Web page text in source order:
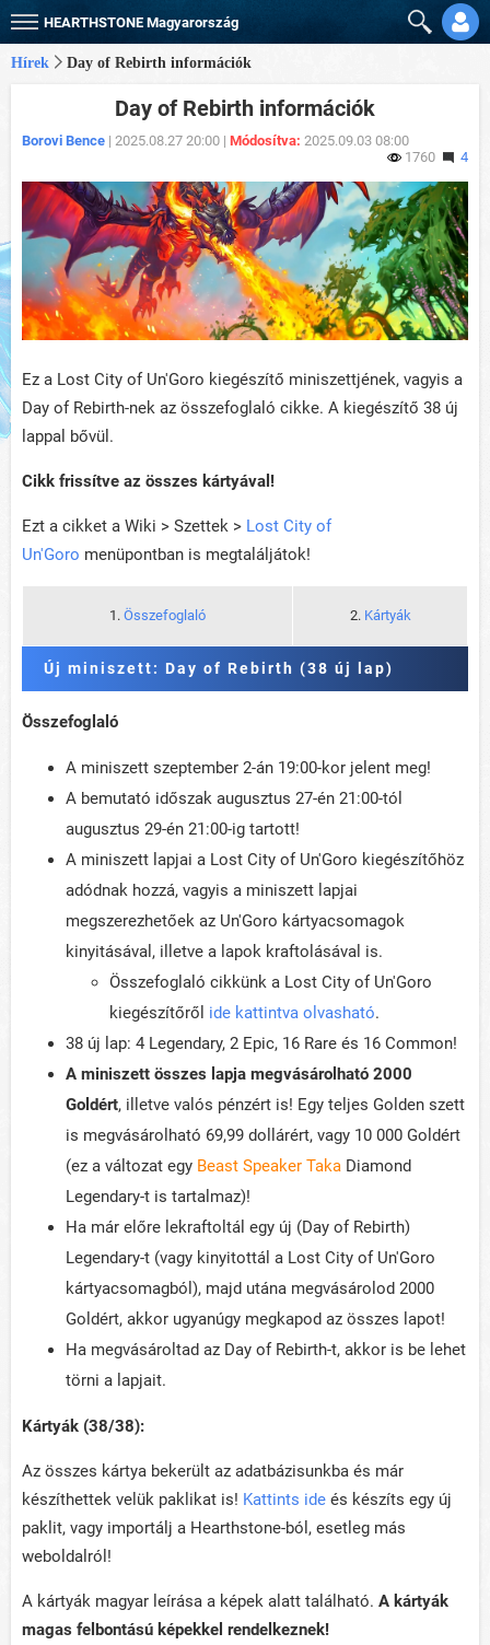
HEARTHSTONE Magyarország
Hírek Day of Rebirth információk
Day of Rebirth információk
Borovi Bence | 2025.08.27 20:00 | Módosítva: 2025.09.03 08:00
1760
4
Ez a Lost City of Un'Goro kiegészítő miniszettjének, vagyis a
Day of Rebirth-nek az összefoglaló cikke. A kiegészítő 38 új
lappal bővül.
Cikk frissítve az összes kártyával!
Ezt a cikket a Wiki > Szettek > Lost City of
Un'Goro menüpontban is megtaláljátok!
1. Összefoglaló 2. Kártyák
Új miniszett: Day of Rebirth (38 új lap)
Összefoglaló
A miniszett szeptember 2-án 19:00-kor jelent meg!
A bemutató időszak augusztus 27-én 21:00-tól
augusztus 29-én 21:00-ig tartott!
A miniszett lapjai a Lost City of Un'Goro kiegészítőhöz
adódnak hozzá, vagyis a miniszett lapjai
megszerezhetőek az Un'Goro kártyacsomagok
kinyitásával, illetve a lapok kraftolásával is.
Összefoglaló cikkünk a Lost City of Un'Goro
kiegészítőről ide kattintva olvasható.
38 új lap: 4 Legendary, 2 Epic, 16 Rare és 16 Common!
A miniszett összes lapja megvásárolható 2000
Goldért, illetve valós pénzért is! Egy teljes Golden szett
is megvásárolható 69,99 dollárért, vagy 10 000 Goldért
(ez a változat egy Beast Speaker Taka Diamond
Legendary-t is tartalmaz)!
Ha már előre lekraftoltál egy új (Day of Rebirth)
Legendary-t (vagy kinyitottál a Lost City of Un'Goro
kártyacsomagból), majd utána megvásárolod 2000
Goldért, akkor ugyanúgy megkapod az összes lapot!
Ha megvásároltad az Day of Rebirth-t, akkor is be lehet
törni a lapjait.
Kártyák (38/38):
Az összes kártya bekerült az adatbázisunkba és már
készíthettek velük paklikat is! Kattints ide és készíts egy új
paklit, vagy importálj a Hearthstone-ból, esetleg más
weboldalról!
A kártyák magyar leírása a képek alatt található. A kártyák
magas felbontású képekkel rendelkeznek!